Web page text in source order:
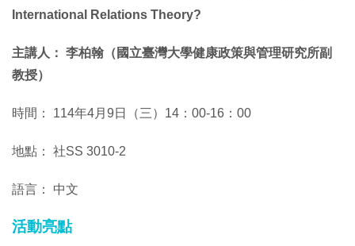
International Relations Theory?
主講人： 李柏翰（國立臺灣大學健康政策與管理研究所副
教授）
時間： 114年4月9日（三）14：00-16：00
地點： 社SS 3010-2
語言： 中文
活動亮點